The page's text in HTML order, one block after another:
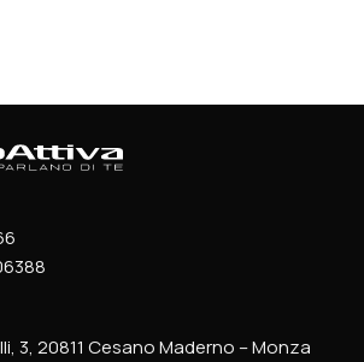
3, 20811 Cesano Maderno – Monza